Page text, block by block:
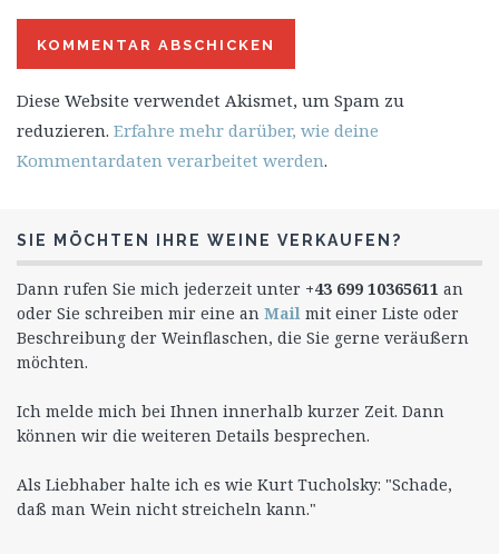
Diese Website verwendet Akismet, um Spam zu
reduzieren. Erfahre mehr darüber, wie deine
Kommentardaten verarbeitet werden.
SIE MÖCHTEN IHRE WEINE VERKAUFEN?
Dann rufen Sie mich jederzeit unter +43 699 10365611 an
oder Sie schreiben mir eine an Mail mit einer Liste oder
Beschreibung der Weinflaschen, die Sie gerne veräußern
möchten.
Ich melde mich bei Ihnen innerhalb kurzer Zeit. Dann
können wir die weiteren Details besprechen.
Als Liebhaber halte ich es wie Kurt Tucholsky: "Schade,
daß man Wein nicht streicheln kann."